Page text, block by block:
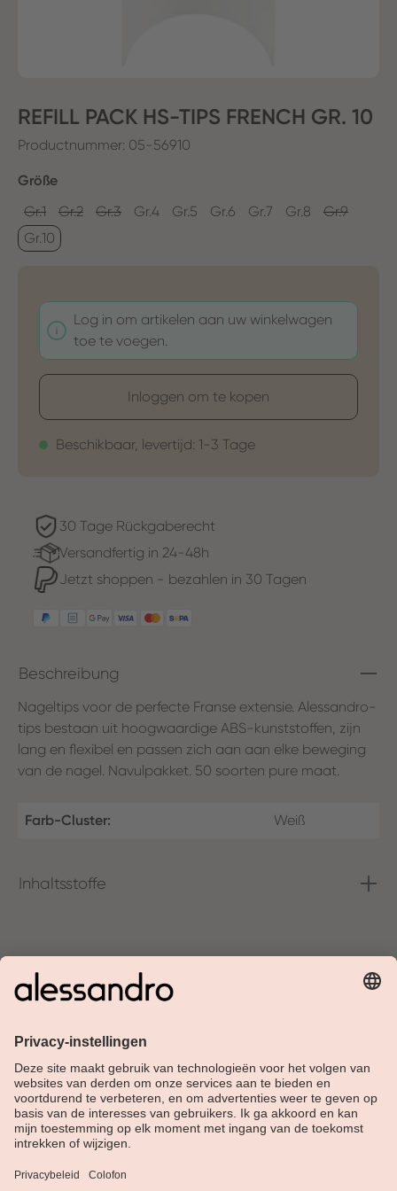
REFILL PACK HS-TIPS FRENCH GR. 10
Productnummer: 05-56910
Selecteer
Größe
Gr.1
Gr.2 Gr.3 Gr.4 Gr.5 Gr.6 Gr.7 Gr.8
Gr.9
Gr.10
Log in om artikelen aan uw winkelwagen
toe te voegen.
Inloggen om te kopen
Beschikbaar, levertijd: 1-3 Tage
30 Tage Rückgaberecht
Versandfertig in 24-48h
Jetzt shoppen - bezahlen in 30 Tagen
Beschreibung
Nageltips voor de perfecte Franse extensie. Alessandro-
tips bestaan ​​uit hoogwaardige ABS-kunststoffen, zijn
lang en flexibel en passen zich aan aan elke beweging
van de nagel. Navulpakket. 50 soorten pure maat.
Farb-Cluster: Weiß
Inhaltsstoffe
Over Alessandro
Shop